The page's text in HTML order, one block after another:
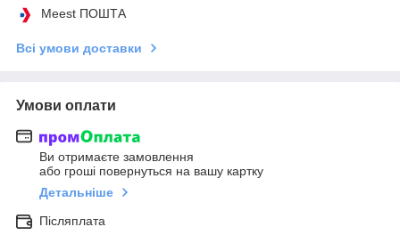
Meest ПОШТА
Всі умови доставки
Умови оплати
Ви отримаєте замовлення
або гроші повернуться на вашу картку
Детальніше
Післяплата